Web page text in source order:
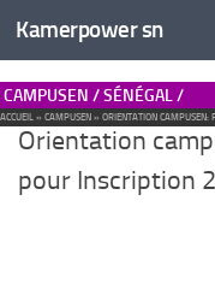
Kamerpower sn
CAMPUSEN / SÉNÉGAL /
ACCUEIL » CAMPUSEN » ORIENTATION CAMPUSEN:
Orientation
pour Inscription